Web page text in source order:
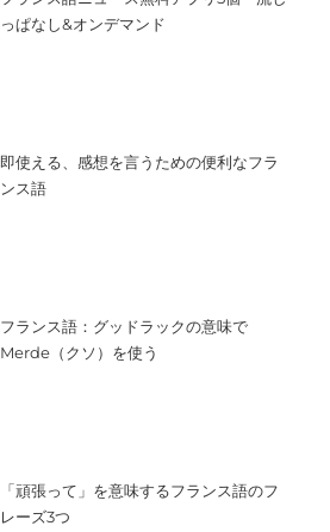
っぱなし&オンデマンド
即使える、感想を言うための便利なフラ
ンス語
フランス語：グッドラックの意味で
Merde（クソ）を使う
「頑張って」を意味するフランス語のフ
レーズ3つ